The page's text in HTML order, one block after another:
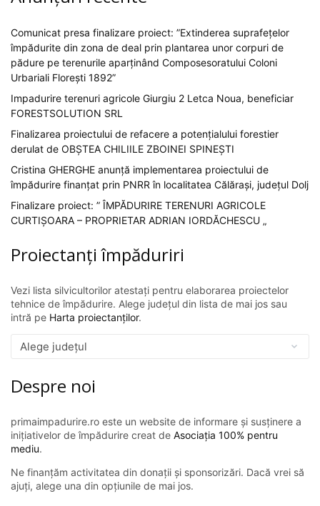
Comunicat presa finalizare proiect: ”Extinderea suprafețelor
împădurite din zona de deal prin plantarea unor corpuri de
pădure pe terenurile aparținând Composesoratului Coloni
Urbariali Florești 1892”
Impadurire terenuri agricole Giurgiu 2 Letca Noua, beneficiar
FORESTSOLUTION SRL
Finalizarea proiectului de refacere a potențialului forestier
derulat de OBȘTEA CHILIILE ZBOINEI SPINEȘTI
Cristina GHERGHE anunță implementarea proiectului de
împădurire finanțat prin PNRR în localitatea Călărași, județul Dolj
Finalizare proiect: ” ÎMPĂDURIRE TERENURI AGRICOLE
CURTIȘOARA – PROPRIETAR ADRIAN IORDĂCHESCU „
Proiectanți împăduriri
Vezi lista silvicultorilor atestați pentru elaborarea proiectelor
tehnice de împădurire. Alege județul din lista de mai jos sau
intră pe Harta proiectanților.
Despre noi
primaimpadurire.ro este un website de informare și susținere a
inițiativelor de împădurire creat de Asociația 100% pentru
mediu.
Ne finanțăm activitatea din donații și sponsorizări. Dacă vrei să
ajuți, alege una din opțiunile de mai jos.